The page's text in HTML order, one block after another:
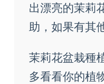
出漂亮的茉莉
助，如果有其
茉莉花盆栽種
多看看你的植